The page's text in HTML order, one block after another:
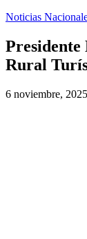
Noticias
Rural
6 noviembre, 2025